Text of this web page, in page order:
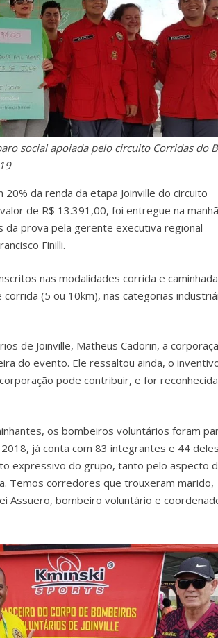
social apoiada pelo circuito Corridas do
da renda da etapa Joinville do circuito
de R$ 13.391,00, foi entregue na manhã
prova pela gerente executiva regional
Finilli.
nas modalidades corrida e
(5 ou 10km), nas categorias
de Joinville, Matheus Cadorin, a
do evento. Ele ressaltou ainda, o
pode contribuir, e for reconhecida
os bombeiros voluntários foram
já conta com 83 integrantes e 44 deles
expressivo do grupo, tanto pelo aspecto
Temos corredores que trouxeram marido,
Assuero, bombeiro voluntário e